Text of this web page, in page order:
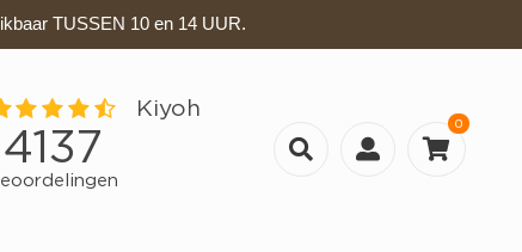
TUSSEN 10 en 14 UUR.
0